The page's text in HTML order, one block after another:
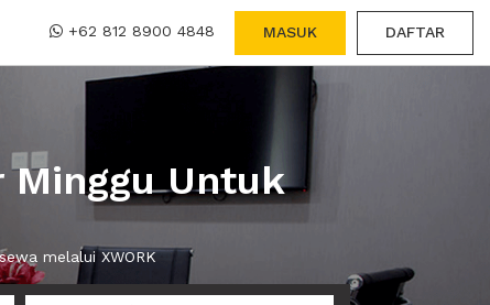
+62 812 8900 4848 MASUK DAFTAR
Minggu Untuk
melalui XWORK